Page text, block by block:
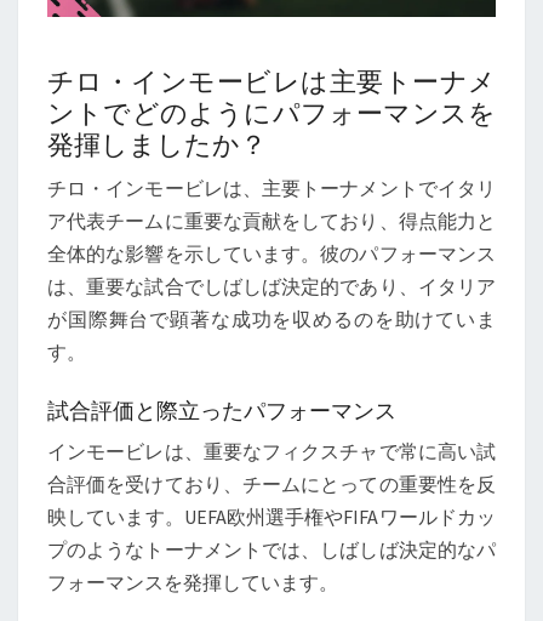
チロ・インモービレは主要トーナメ
ントでどのようにパフォーマンスを
発揮しましたか？
チロ・インモービレは、主要トーナメントでイタリ
ア代表チームに重要な貢献をしており、得点能力と
全体的な影響を示しています。彼のパフォーマンス
は、重要な試合でしばしば決定的であり、イタリア
が国際舞台で顕著な成功を収めるのを助けていま
す。
試合評価と際立ったパフォーマンス
インモービレは、重要なフィクスチャで常に高い試
合評価を受けており、チームにとっての重要性を反
映しています。UEFA欧州選手権やFIFAワールドカッ
プのようなトーナメントでは、しばしば決定的なパ
フォーマンスを発揮しています。